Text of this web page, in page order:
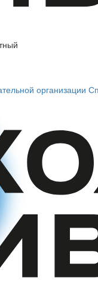
организации